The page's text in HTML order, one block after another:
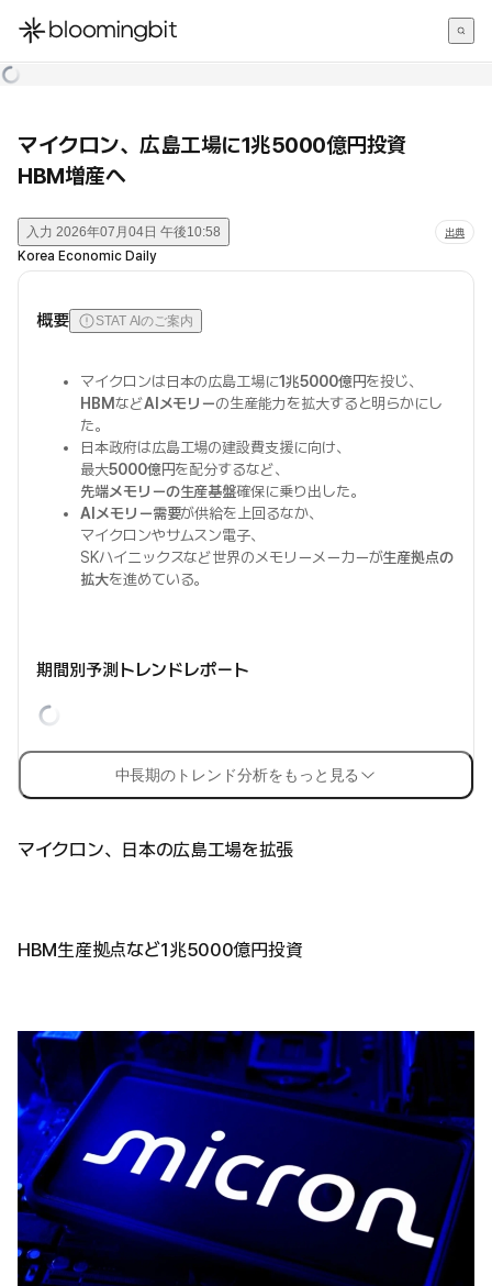
한국어
マイクロン、広島工場に1兆5000億円投資
HBM増産へ
入力 2026年07月04日 午後10:58 出典
Korea Economic Daily
概要 STAT AIのご案内
マイクロンは日本の広島工場に1兆5000億円を投じ、
HBMなどAIメモリーの生産能力を拡大すると明らかにし
た。
日本政府は広島工場の建設費支援に向け、
最大5000億円を配分するなど、
先端メモリーの生産基盤確保に乗り出した。
AIメモリー需要が供給を上回るなか、
マイクロンやサムスン電子、
SKハイニックスなど世界のメモリーメーカーが生産拠点の
拡大を進めている。
期間別予測トレンドレポート
中長期のトレンド分析をもっと見る
マイクロン、日本の広島工場を拡張
HBM生産拠点など1兆5000億円投資